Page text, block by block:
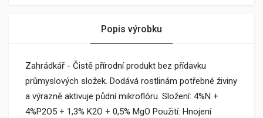
Popis výrobku
Zahrádkář - Čistě přírodní produkt bez přídavku
průmyslových složek. Dodává rostlinám potřebné živiny
a výrazně aktivuje půdní mikroflóru. Složení: 4%N +
4%P2O5 + 1,3% K2O + 0,5% MgO Použití: Hnojení